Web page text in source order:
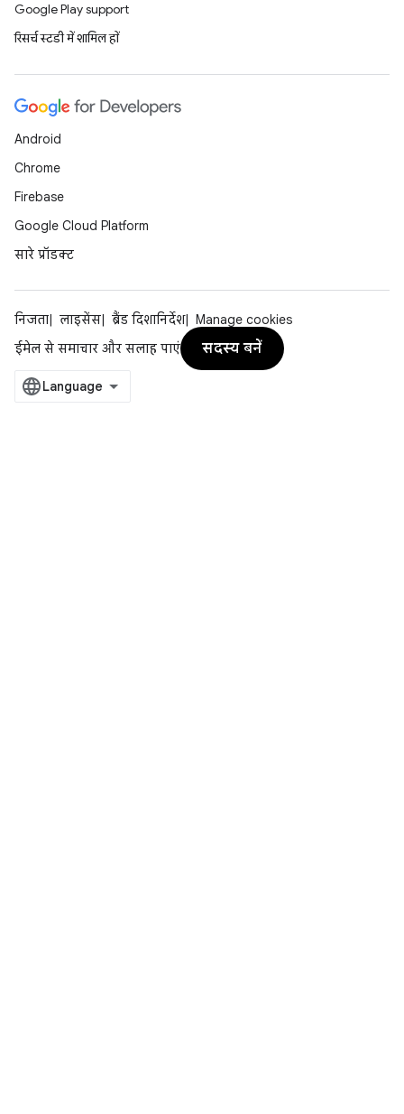
Google Play support
रिसर्च स्टडी में शामिल हों
Android
Chrome
Firebase
Google Cloud Platform
सारे प्रॉडक्ट
निजता लाइसेंस ब्रैंड दिशानिर्देश
Manage cookies
ईमेल से समाचार और सलाह पाएं
सदस्य बनें